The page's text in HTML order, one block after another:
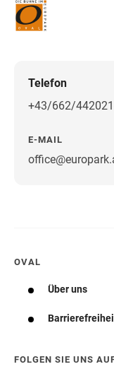
Telefon
+43/662/
E-MAIL
OVAL
Über uns
FOLGEN SIE UNS